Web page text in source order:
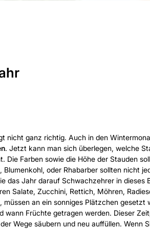
nicht ganz richtig. Auch in den
. Jetzt kann man sich überlegen, welche
Die Farben sowie die Höhe der Stauden
oder Rhabarber sollten nicht
das Jahr darauf Schwachzehrer in
Salate, Zucchini, Rettich, Möhren,
an ein sonniges Plätzchen gesetzt
wann Früchte getragen werden. Dieser
Wege säubern und neu auffüllen.